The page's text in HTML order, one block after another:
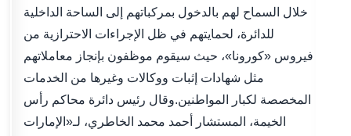
خلال السماح لهم بالدخول بمركباتهم إلى الساحة الداخلية
للدائرة، لحمايتهم في ظل الإجراءات الاحترازية من
فيروس «كورونا»، حيث سيقوم موظفون بإنجاز معاملاتهم
مثل شهادات إثبات ووكالات وغيرها من الخدمات
المخصصة لكبار المواطنين.وقال رئيس دائرة محاكم رأس
الخيمة، المستشار أحمد محمد الخاطري، لـ«الإمارات